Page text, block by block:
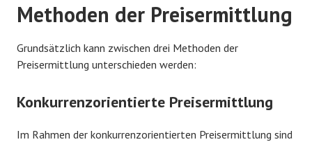
Methoden der Preisermittlung
Grundsätzlich kann zwischen drei Methoden der
Preisermittlung unterschieden werden:
Konkurrenzorientierte Preisermittlung
Im Rahmen der konkurrenzorientierten Preisermittlung sind